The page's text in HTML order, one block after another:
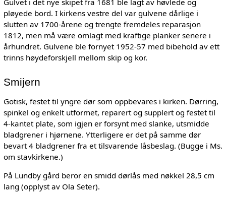
Gulvet i det nye skipet fra 1681 ble lagt av høvlede og
pløyede bord. I kirkens vestre del var gulvene dårlige i
slutten av 1700-årene og trengte fremdeles reparasjon
1812, men må være omlagt med kraftige planker senere i
århundret. Gulvene ble fornyet 1952-57 med bibehold av ett
trinns høydeforskjell mellom skip og kor.
Smijern
Gotisk, festet til yngre dør som oppbevares i kirken. Dørring,
spinkel og enkelt utformet, reparert og supplert og festet til
4-kantet plate, som igjen er forsynt med slanke, utsmidde
bladgrener i hjørnene. Ytterligere er det på samme dør
bevart 4 bladgrener fra et tilsvarende låsbeslag. (Bugge i Ms.
om stavkirkene.)
På Lundby gård beror en smidd dørlås med nøkkel 28,5 cm
lang (opplyst av Ola Seter).